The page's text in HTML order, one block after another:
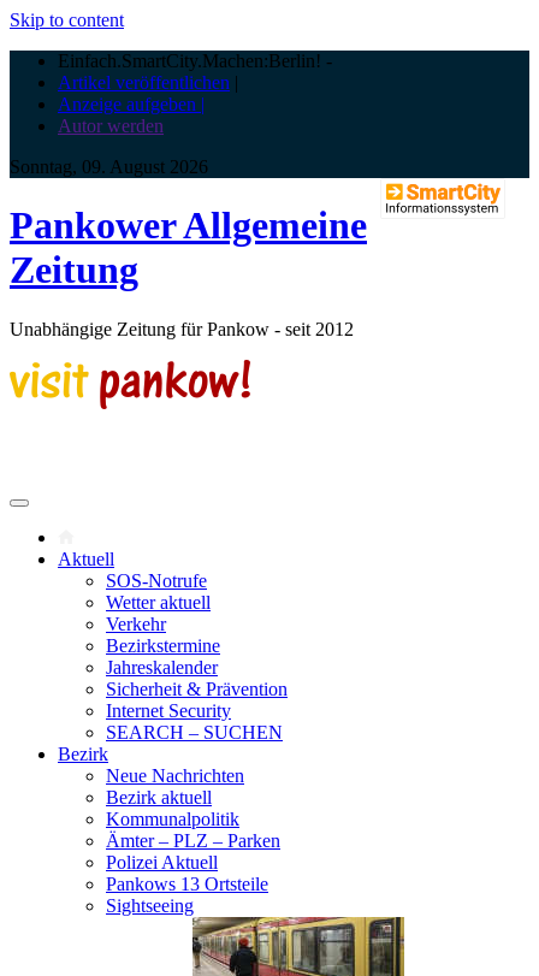
Skip to content
Einfach.SmartCity.Machen:Berlin! -
Artikel veröffentlichen |
Anzeige aufgeben |
Autor werden
Sonntag, 09. August 2026
Pankower Allgemeine
Zeitung
Unabhängige Zeitung für Pankow - seit 2012
Aktuell
SOS-Notrufe
Wetter aktuell
Verkehr
Bezirkstermine
Jahreskalender
Sicherheit & Prävention
Internet Security
SEARCH – SUCHEN
Bezirk
Neue Nachrichten
Bezirk aktuell
Kommunalpolitik
Ämter – PLZ – Parken
Polizei Aktuell
Pankows 13 Ortsteile
Sightseeing